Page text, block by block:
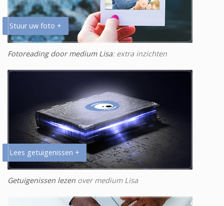
Stuur uw foto +
Fotoreading door medium Lisa: extra inzichten
Lees getuigenissen +
Getuigenissen lezen over medium Lisa